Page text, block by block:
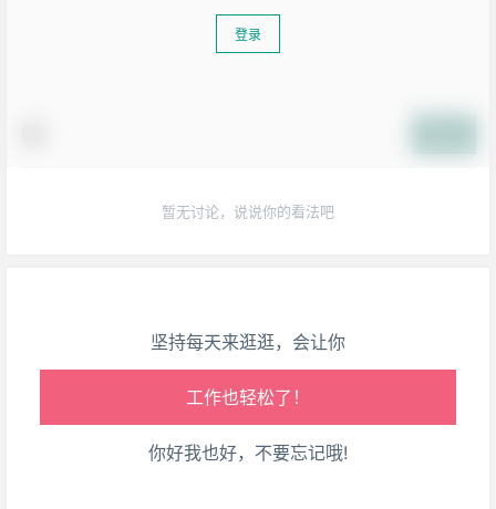
登录
暂无讨论，说说你的看法吧
坚持每天来逛逛，会让你
腰也不酸了！
工作也轻松了！
你好我也好，不要忘记哦!